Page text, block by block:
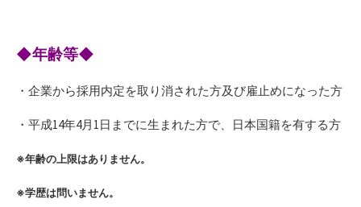
◆年齢等◆
・企業から採用内定を取り消された方及び雇止めになった方
・平成14年4月1日までに生まれた方で、日本国籍を有する方
※年齢の上限はありません。
※学歴は問いません。